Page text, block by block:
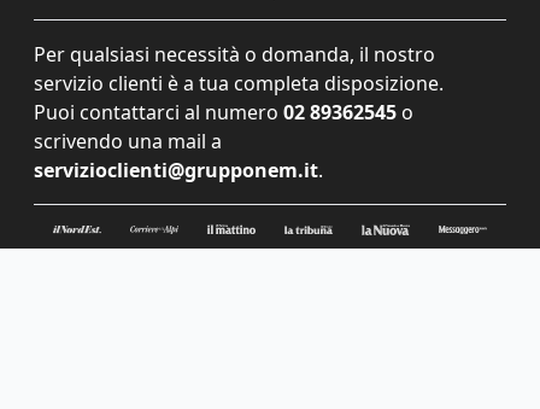
Per qualsiasi necessità o domanda, il nostro
servizio clienti è a tua completa disposizione.
Puoi contattarci al numero 02 89362545 o
scrivendo una mail a
servizioclienti@grupponem.it.